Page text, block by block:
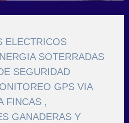
ELECTRICOS
SOTERRADAS
SEGURIDAD
GPS VIA
FINCAS ,
GANADERAS Y